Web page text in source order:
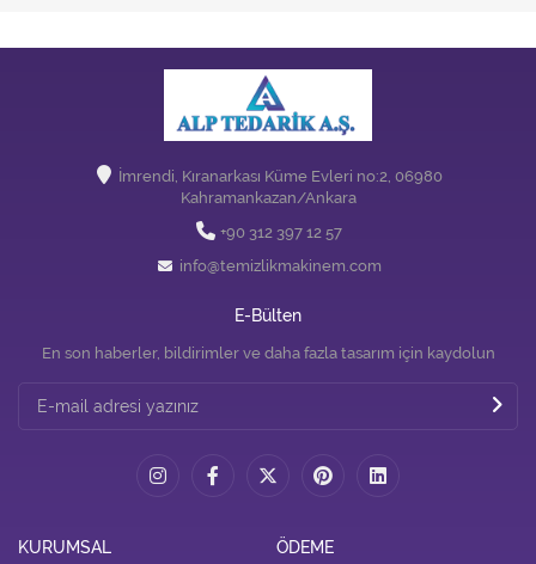
İmrendi, Kıranarkası Küme Evleri no:2, 06980
Kahramankazan/Ankara
+90 312 397 12 57
info@temizlikmakinem.com
E-Bülten
En son haberler, bildirimler ve daha fazla tasarım için kaydolun
KURUMSAL ÖDEME